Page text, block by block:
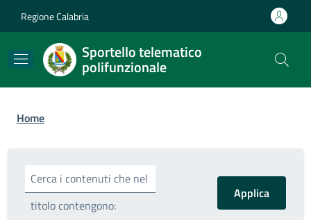
Regione Calabria
Sportello telematico
polifunzionale
Briciole di pane
Home
Cerca i contenuti che nel
titolo contengono: